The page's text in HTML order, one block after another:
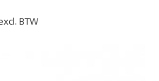
BTW